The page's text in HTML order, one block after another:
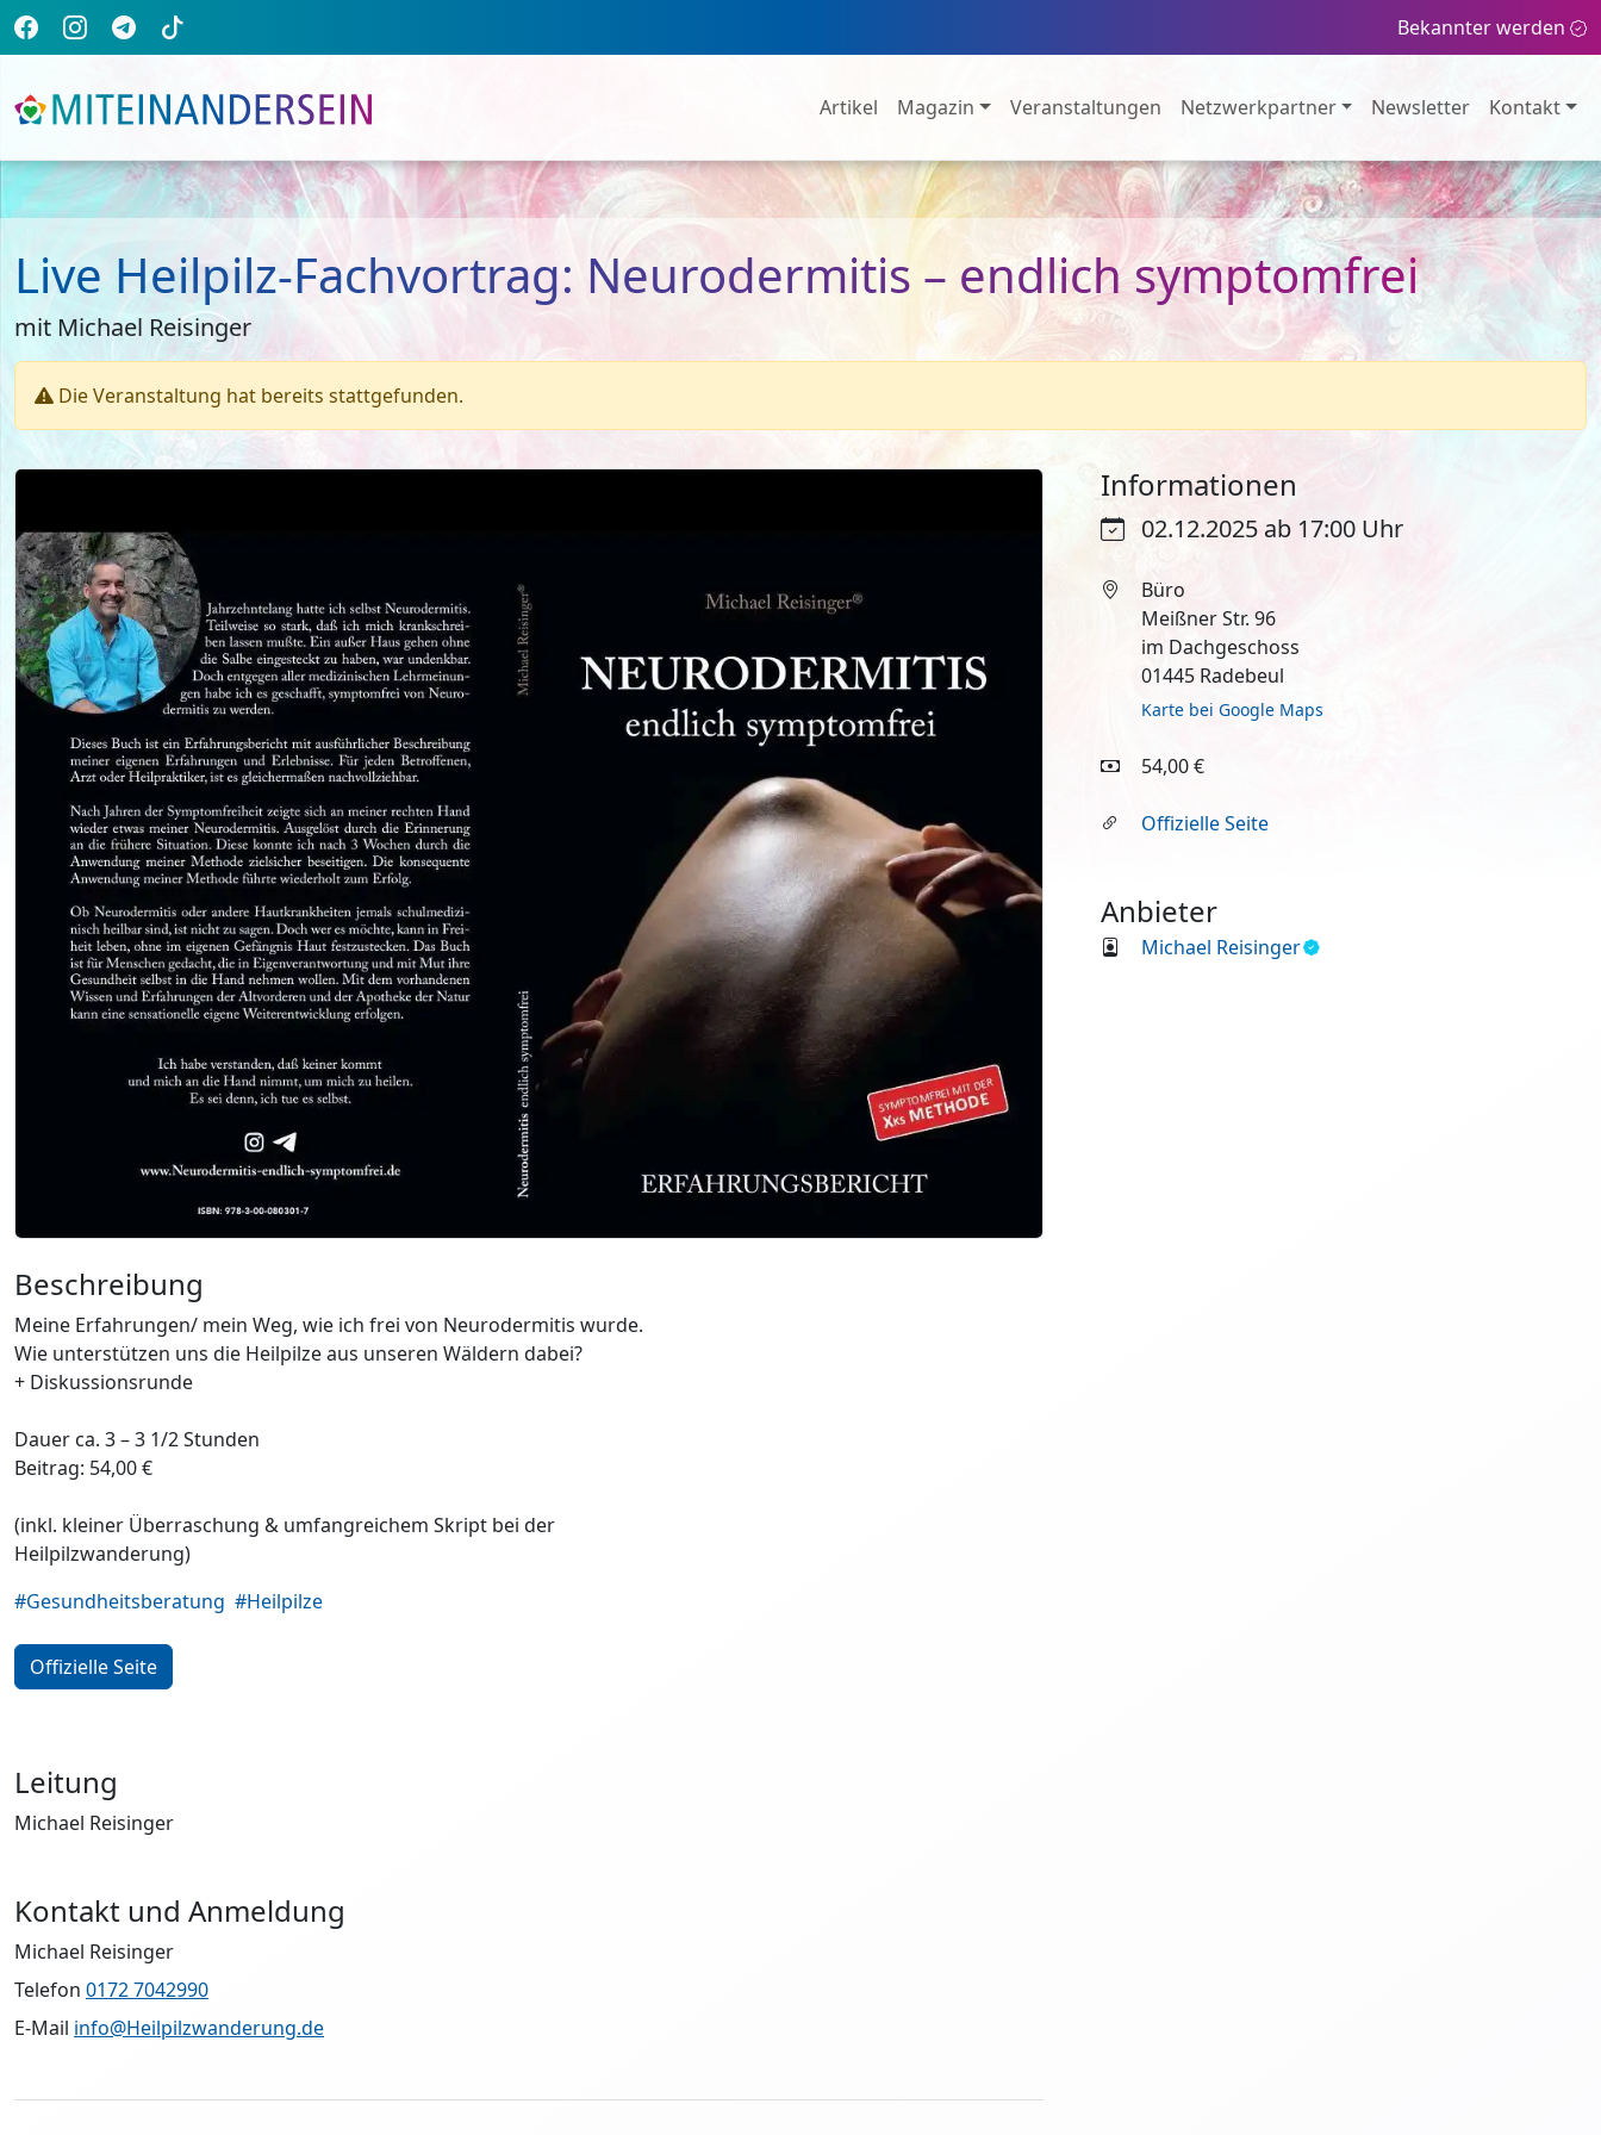
Bekannter werden
Artikel Magazin Veranstaltungen Netzwerkpartner Newsletter Kontakt
Live Heilpilz-Fachvortrag: Neurodermitis – endlich symptomfrei
mit Michael Reisinger
Die Veranstaltung hat bereits stattgefunden.
Informationen
02.12.2025 ab 17:00 Uhr
Büro
Meißner Str. 96
im Dachgeschoss
01445 Radebeul
Karte bei Google Maps
54,00 €
Offizielle Seite
Anbieter
Michael Reisinger
Beschreibung
Meine Erfahrungen/ mein Weg, wie ich frei von Neurodermitis wurde.
Wie unterstützen uns die Heilpilze aus unseren Wäldern dabei?
+ Diskussionsrunde
Dauer ca. 3 – 3 1/2 Stunden
Beitrag: 54,00 €
(inkl. kleiner Überraschung & umfangreichem Skript bei der
Heilpilzwanderung)
#Gesundheitsberatung #Heilpilze
Offizielle Seite
Leitung
Michael Reisinger
Kontakt und Anmeldung
Michael Reisinger
Telefon 0172 7042990
E-Mail info@Heilpilzwanderung.de